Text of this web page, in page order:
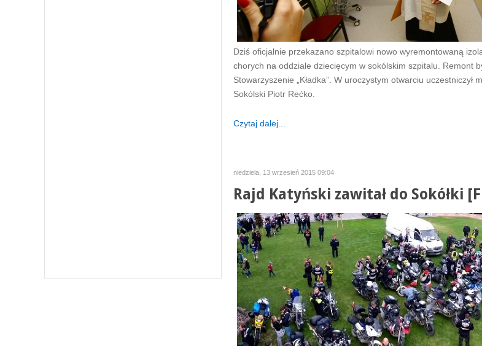
Dziś oficjalnie przekazano szpitalowi nowo wyremontowaną
chorych na oddziale dziecięcym w sokólskim szpitalu. Remont
Stowarzyszenie „Kładka”. W uroczystym otwarciu uczestniczył
Sokólski Piotr Rećko.
Czytaj dalej...
niedziela, 13 wrzesień 2015 09:04
Rajd Katyński zawitał do Sokółki